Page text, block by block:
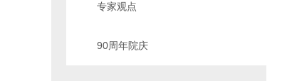
专家观点
90周年院庆